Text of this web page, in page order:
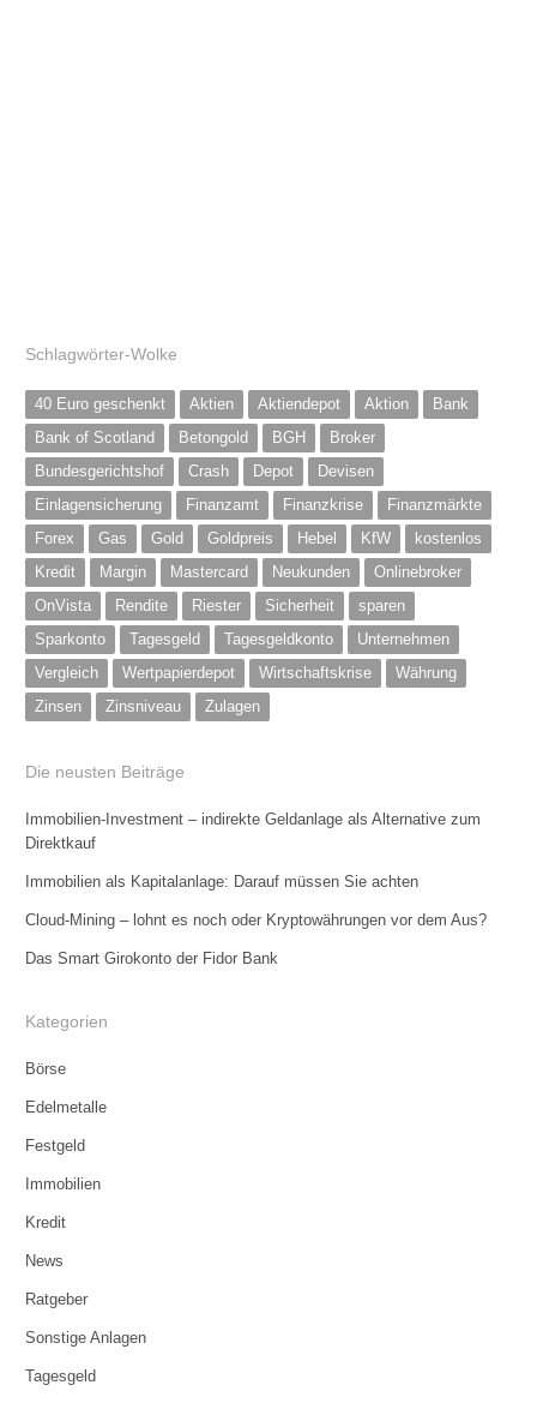
Schlagwörter-Wolke
40 Euro geschenkt Aktien Aktiendepot Aktion
Bank
Bank of Scotland
Betongold BGH
Broker
Bundesgerichtshof
Crash Depot
Devisen
Einlagensicherung
Finanzamt Finanzkrise
Finanzmärkte
Forex
Gas Gold Goldpreis Hebel KfW
kostenlos
Kredit
Margin Mastercard Neukunden
Onlinebroker
OnVista
Rendite Riester Sicherheit
sparen
Sparkonto
Tagesgeld Tagesgeldkonto
Unternehmen
Vergleich
Wertpapierdepot Wirtschaftskrise
Währung
Zinsen
Zinsniveau Zulagen
Die neusten Beiträge
Immobilien-Investment – indirekte Geldanlage als Alternative zum
Direktkauf
Immobilien als Kapitalanlage: Darauf müssen Sie achten
Cloud-Mining – lohnt es noch oder Kryptowährungen vor dem Aus?
Das Smart Girokonto der Fidor Bank
Kategorien
Börse
Edelmetalle
Festgeld
Immobilien
Kredit
News
Ratgeber
Sonstige Anlagen
Tagesgeld